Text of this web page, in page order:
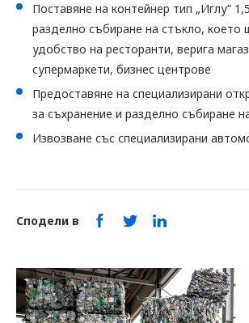
Поставяне на контейнер тип „Иглу”
разделно събиране на стъкло,
удобство на ресторанти, верига
супермаркети, бизнес центрове
Предоставяне на специализирани
за съхранение и разделно събиране
Извозване със специализирани
Сподели в